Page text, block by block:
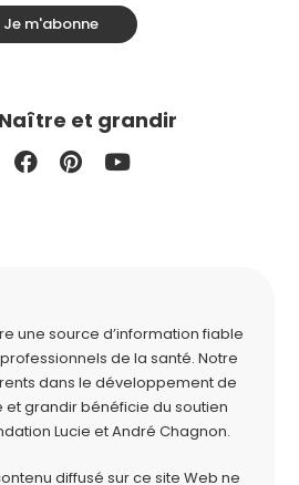
Je m'abonne
et grandir
une source d’information fiable
de la santé. Notre
dans le développement de
et grandir bénéficie du soutien
Lucie et André Chagnon.
diffusé sur ce site Web ne